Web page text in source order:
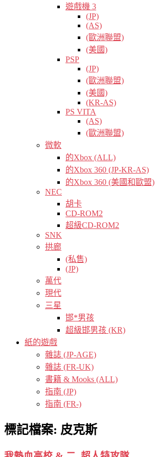
遊戲機 3
(JP)
(AS)
(歐洲聯盟)
(美國)
PSP
(JP)
(歐洲聯盟)
(美國)
(KR-AS)
PS VITA
(AS)
(歐洲聯盟)
微軟
的Xbox (ALL)
的Xbox 360 (JP-KR-AS)
的Xbox 360 (美國和歐盟)
NEC
胡卡
CD-ROM2
超級CD-ROM2
SNK
拱廊
(私售)
(JP)
萬代
現代
三星
邯*男孩
超級邯男孩 (KR)
紙的遊戲
雜誌 (JP-AGE)
雜誌 (FR-UK)
書籍 & Mooks (ALL)
指南 (JP)
指南 (FR-)
標記檔案: 皮克斯